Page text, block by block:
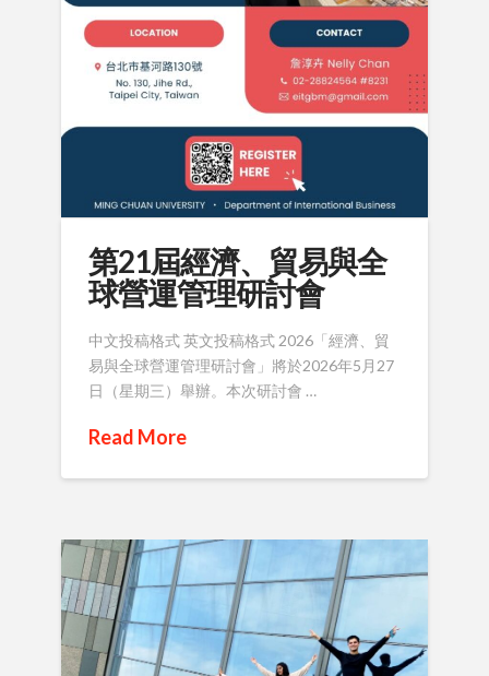
第21屆經濟、貿易與全
球營運管理研討會
中文投稿格式 英文投稿格式 2026「經濟、貿
易與全球營運管理研討會」將於2026年5月27
日（星期三）舉辦。本次研討會 …
Read More